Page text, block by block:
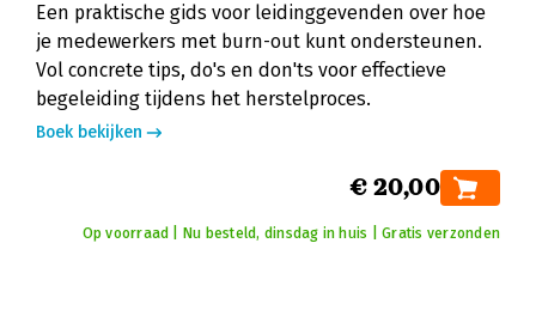
Een praktische gids voor leidinggevenden over hoe
je medewerkers met burn-out kunt ondersteunen.
Vol concrete tips, do's en don'ts voor effectieve
begeleiding tijdens het herstelproces.
Boek bekijken
€ 20,00
Op voorraad | Nu besteld, dinsdag in huis | Gratis verzonden